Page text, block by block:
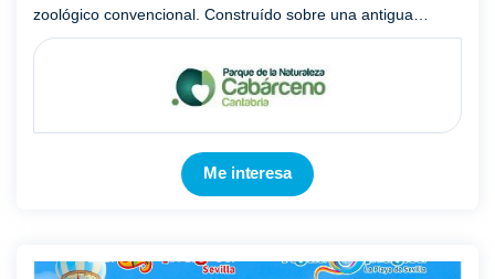
zoológico convencional. Construído sobre una antigua
explotación minera a cielo abierto, alberga durante sus ca ...
Me interesa